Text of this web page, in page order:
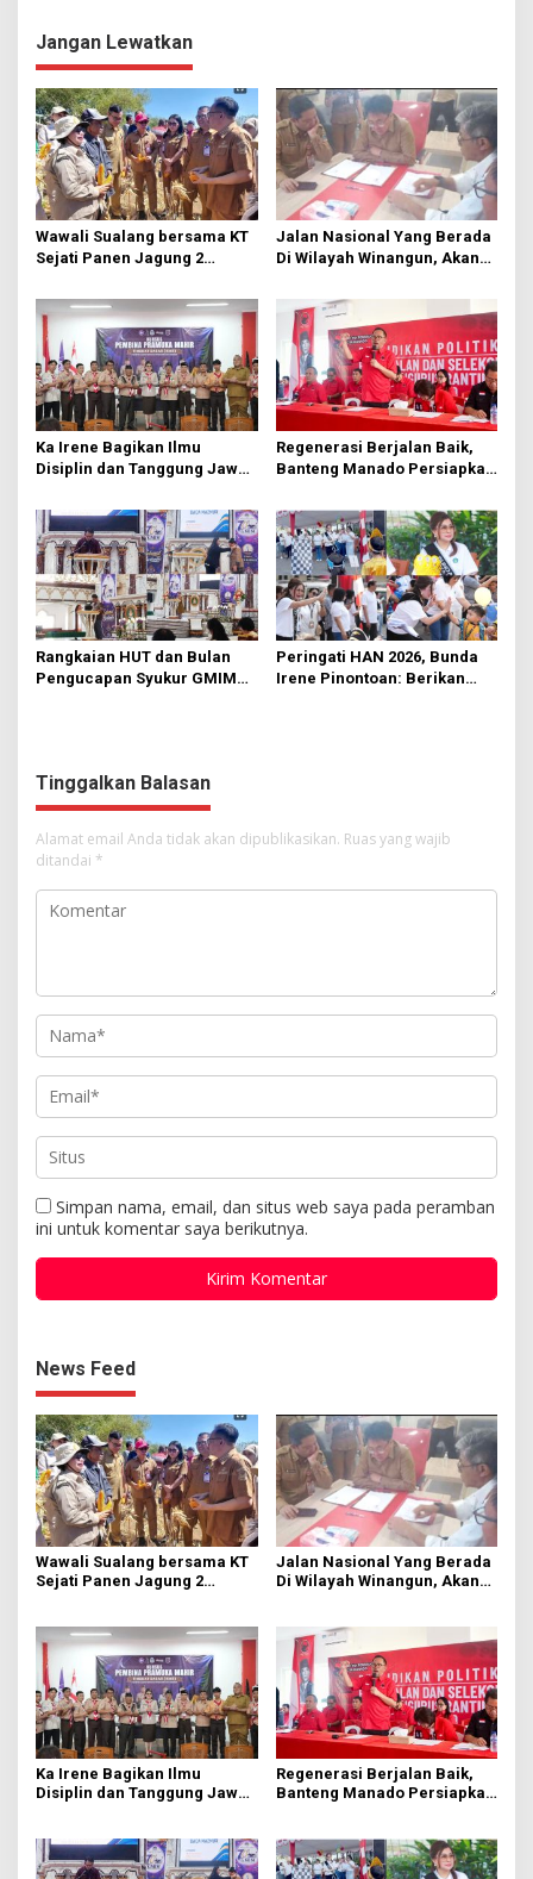
a
s
i
p
o
s
Jangan Lewatkan
Wawali Sualang bersama KT
Sejati Panen Jagung 2
Jalan Nasional Yang Berada
Di Wilayah Winangun, Akan
Ka Irene Bagikan Ilmu
Disiplin dan Tanggung Jawab
Manado
Regenerasi Berjalan Baik,
Banteng Manado Persiapkan
Rumput
Rangkaian HUT dan Bulan
Pengucapan Syukur GMIM
Peringati HAN 2026, Bunda
Irene Pinontoan: Berikan
Tinggalkan Balasan
Alamat email Anda tidak akan dipublikasikan. Ruas yang wajib
ditandai *
Simpan nama, email, dan situs web saya pada peramban
ini untuk komentar saya berikutnya.
News Feed
Wawali Sualang bersama KT
Sejati Panen Jagung 2
Jalan Nasional Yang Berada
Di Wilayah Winangun, Akan
Ka Irene Bagikan Ilmu
Disiplin dan Tanggung Jawab
Regenerasi Berjalan Baik,
Banteng Manado Persiapkan